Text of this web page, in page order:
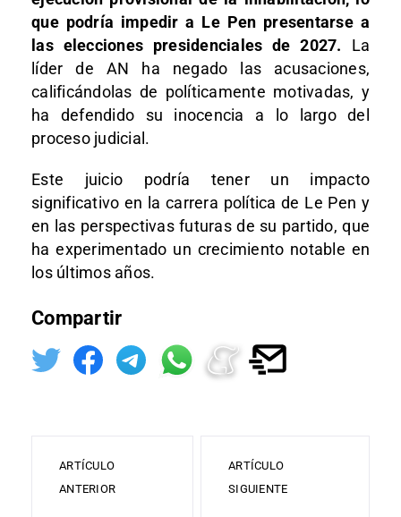
que podría impedir a Le Pen presentarse a
las elecciones presidenciales de 2027. La
líder de AN ha negado las acusaciones,
calificándolas de políticamente motivadas, y
ha defendido su inocencia a lo largo del
proceso judicial.
Este juicio podría tener un impacto
significativo en la carrera política de Le Pen y
en las perspectivas futuras de su partido, que
ha experimentado un crecimiento notable en
los últimos años.
Compartir
ARTÍCULO
ANTERIOR
ARTÍCULO
SIGUIENTE